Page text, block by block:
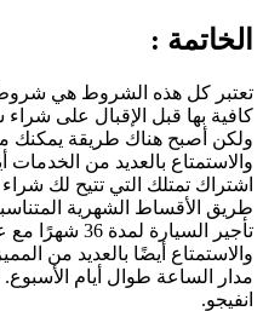
الخاتمة :
تعتبر كل هذه الشروط هي
كافية بها قبل الإقبال على
ولكن أصبح هناك طريقة يمكنك
والاستمتاع بالعديد من الخدمات
اشتراك تمتلك التي تتيح لك
طريق الأقساط الشهرية
تأجير
والاستمتاع أيضًا بالعديد من
مدار الساعة طوال أيام
انفيجو.